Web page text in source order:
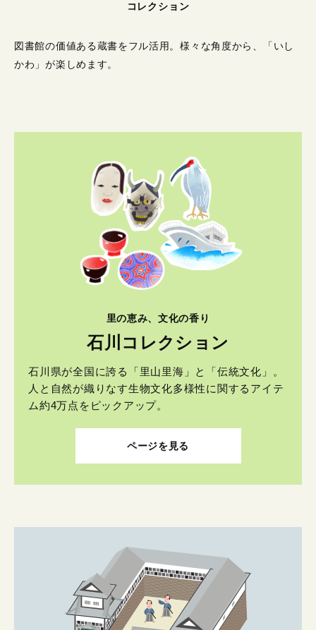
コレクション
図書館の価値ある蔵書をフル活用。様々な角度から、「いし
かわ」が楽しめます。
里の恵み、文化の香り
石川コレクション
石川県が全国に誇る「里山里海」と「伝統文化」。
人と自然が織りなす生物文化多様性に関するアイテ
ム約4万点をピックアップ。
ページを見る